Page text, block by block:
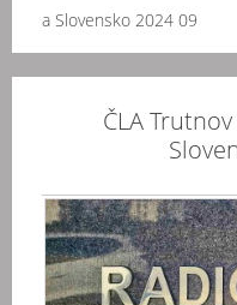
a Slovensko 2024 09
ČLA